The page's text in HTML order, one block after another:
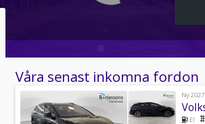
Våra senast inkomna fordon
Ny 2027
El